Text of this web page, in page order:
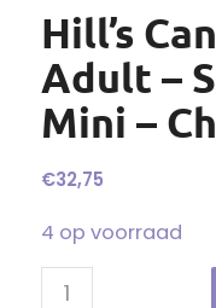
Hill’s
Adult –
Mini –
€32,75
4 op voorraad